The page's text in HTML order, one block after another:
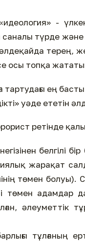
- үлкен
түрде және
әлдеқайда
осы топқа
тартудағы ең
уәде ететін
ретінде
белгілі
жарақат
төмен
төмен адамдар
әлеуметтік
тұлғаның